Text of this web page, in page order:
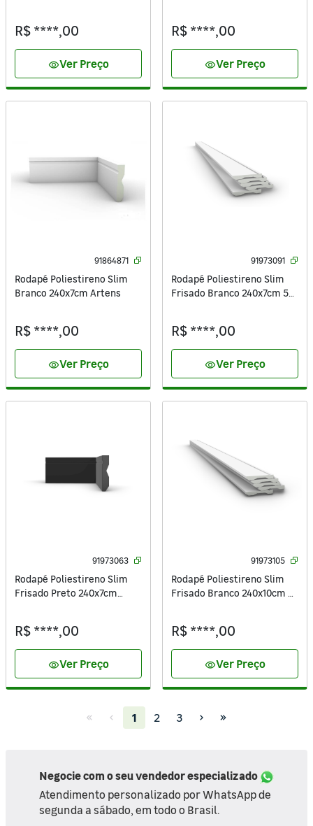
R$ ****,00
visibilityVer Preço
R$ ****,00
visibilityVer Preço
91864871
Rodapé Poliestireno Slim
Branco 240x7cm Artens
R$ ****,00
visibilityVer Preço
91973091
Rodapé Poliestireno Slim
Frisado Branco 240x7cm 5
R$ ****,00
visibilityVer Preço
91973063
Rodapé Poliestireno Slim
Frisado Preto 240x7cm
R$ ****,00
visibilityVer Preço
91973105
Rodapé Poliestireno Slim
Frisado Branco 240x10cm 5
R$ ****,00
visibilityVer Preço
1(current)
2 3
Negocie com o seu vendedor especializado
Atendimento personalizado por WhatsApp de
segunda a sábado, em todo o Brasil.